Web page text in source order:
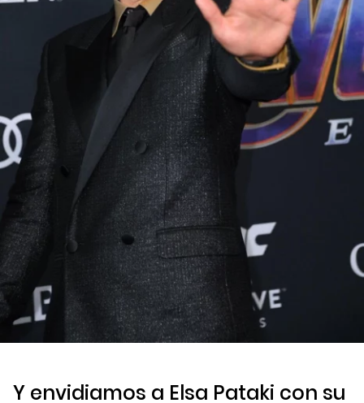
Y envidiamos a Elsa Pataki con su